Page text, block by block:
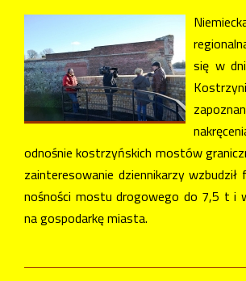
się w
odnośnie kostrzyńskich mostów
zainteresowanie dziennikarzy
nośności mostu drogowego do 7,5 t i
na gospodarkę miasta.